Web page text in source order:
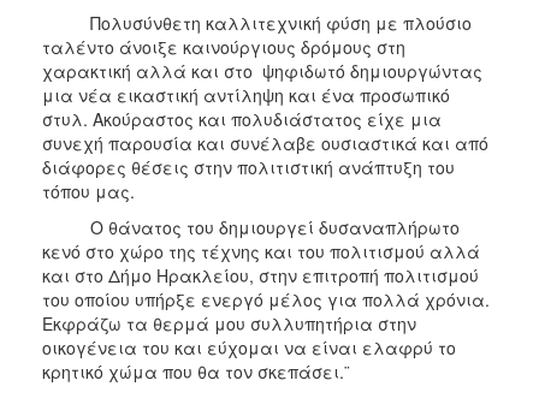
Πολυσύνθετη καλλιτεχνική φύση με πλούσιο
ταλέντο άνοιξε καινούργιους δρόμους στη
χαρακτική αλλά και στο ψηφιδωτό δημιουργώντας
μια νέα εικαστική αντίληψη και ένα προσωπικό
στυλ. Ακούραστος και πολυδιάστατος είχε μια
συνεχή παρουσία και συνέλαβε ουσιαστικά και από
διάφορες θέσεις στην πολιτιστική ανάπτυξη του
τόπου μας.
Ο θάνατος του δημιουργεί δυσαναπλήρωτο
κενό στο χώρο της τέχνης και του πολιτισμού αλλά
και στο Δήμο Ηρακλείου, στην επιτροπή πολιτισμού
του οποίου υπήρξε ενεργό μέλος για πολλά χρόνια.
Εκφράζω τα θερμά μου συλλυπητήρια στην
οικογένεια του και εύχομαι να είναι ελαφρύ το
κρητικό χώμα που θα τον σκεπάσει.¨